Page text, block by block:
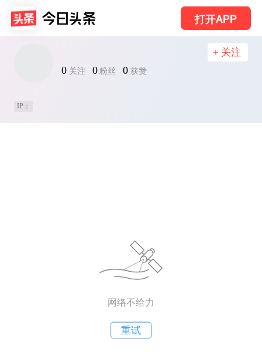
打开APP
0 关注 0 粉丝 0 获赞
+ 关注
IP：
网络不给力
重试